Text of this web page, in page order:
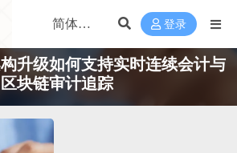
登录
升级如何支持实时连续会计与
区块链审计追踪